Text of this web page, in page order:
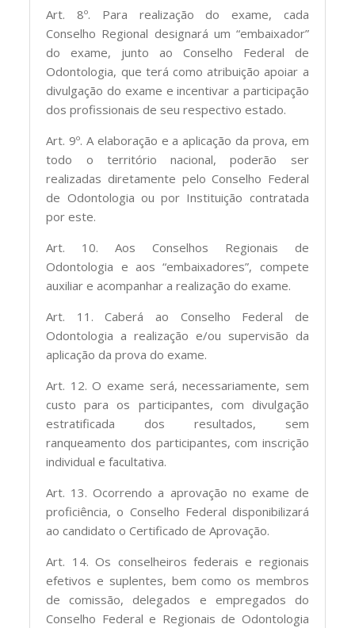
Art. 8º. Para realização do exame, cada
Conselho Regional designará um “embaixador”
do exame, junto ao Conselho Federal de
Odontologia, que terá como atribuição apoiar a
divulgação do exame e incentivar a participação
dos profissionais de seu respectivo estado.
Art. 9º. A elaboração e a aplicação da prova, em
todo o território nacional, poderão ser
realizadas diretamente pelo Conselho Federal
de Odontologia ou por Instituição contratada
por este.
Art. 10. Aos Conselhos Regionais de
Odontologia e aos “embaixadores”, compete
auxiliar e acompanhar a realização do exame.
Art. 11. Caberá ao Conselho Federal de
Odontologia a realização e/ou supervisão da
aplicação da prova do exame.
Art. 12. O exame será, necessariamente, sem
custo para os participantes, com divulgação
estratificada dos resultados, sem
ranqueamento dos participantes, com inscrição
individual e facultativa.
Art. 13. Ocorrendo a aprovação no exame de
proficiência, o Conselho Federal disponibilizará
ao candidato o Certificado de Aprovação.
Art. 14. Os conselheiros federais e regionais
efetivos e suplentes, bem como os membros
de comissão, delegados e empregados do
Conselho Federal e Regionais de Odontologia